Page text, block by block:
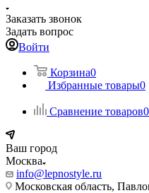
Заказать звонок
Задать вопрос
Войти
Корзина0
Избранные товары0
Сравнение товаров0
Ваш город
Москва
info@lepnostyle.ru
Московская область,